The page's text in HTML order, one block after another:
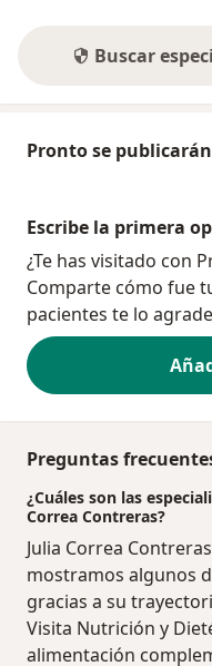
Buscar
Pronto se
Escribe la primera
¿Te has visitado con
Comparte cómo fue
pacientes te lo
Preguntas
¿Cuáles son las
Correa Contreras?
Julia Correa
mostramos algunos
gracias a su
Visita Nutrición y
alimentación